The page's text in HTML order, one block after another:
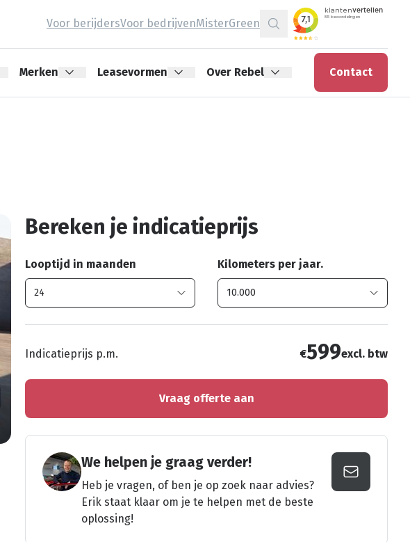
Voor berijdersVoor bedrijvenMisterGreen
Zoeken
Merken Leasevormen Over Rebel Contact
Bereken je indicatieprijs
Looptijd in maanden Kilometers per jaar.
Indicatieprijs p.m. €599excl. btw
Vraag offerte aan
We helpen je graag verder!
Heb je vragen, of ben je op zoek naar advies?
Erik staat klaar om je te helpen met de beste
oplossing!